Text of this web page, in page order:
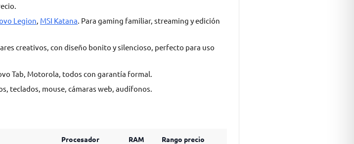
Legion, MSI Katana. Para gaming familiar, streaming y edición
creativos, con diseño bonito y silencioso, perfecto para uso
Tab, Motorola, todos con garantía formal.
teclados, mouse, cámaras web, audífonos.
Procesador RAM Rango precio